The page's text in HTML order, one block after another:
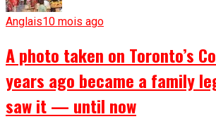
Anglais10 mois ago
A photo taken on Toronto’s
years ago became a family
saw it — until now